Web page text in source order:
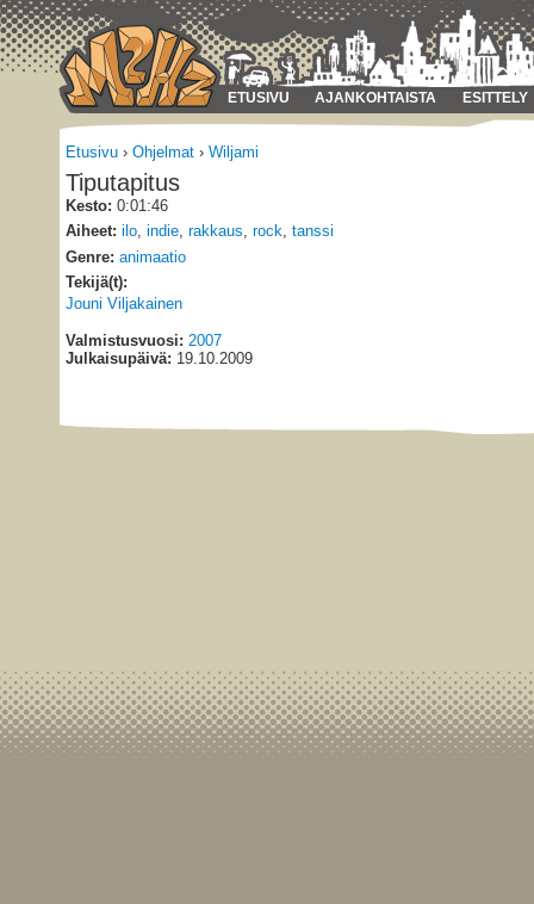
ETUSIVU AJANKOHTAISTA ESITTELY
Etusivu › Ohjelmat › Wiljami
Tiputapitus
Kesto: 0:01:46
Aiheet: ilo, indie, rakkaus, rock, tanssi
Genre: animaatio
Tekijä(t):
Jouni Viljakainen
Valmistusvuosi: 2007
Julkaisupäivä: 19.10.2009